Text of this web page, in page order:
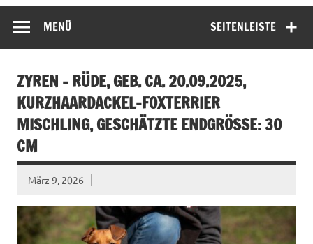
SEITENLEISTE
MENÜ
ZYREN – RÜDE, GEB. CA. 20.09.2025,
KURZHAARDACKEL-FOXTERRIER
MISCHLING, GESCHÄTZTE ENDGRÖSSE: 30 C
M
März 9, 2026